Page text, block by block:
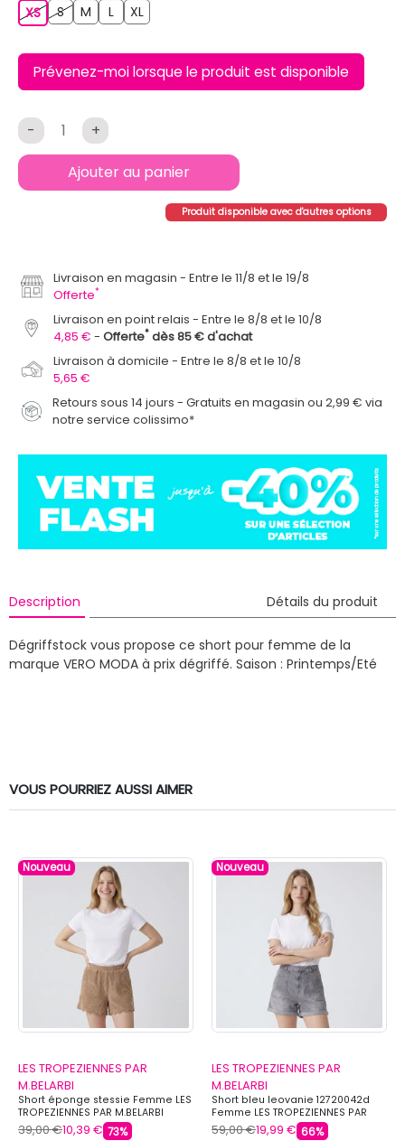
XSXSSS M L XL
Prévenez-moi lorsque le produit est disponible
- +
Ajouter au panier
Produit disponible avec d'autres options
Livraison en magasin
Entre le 11/8 et le 19/8
Offerte*
Livraison en point relais
Entre le 8/8 et le 10/8
4,85 €
Offerte* dès 85 € d'achat
Livraison à domicile
Entre le 8/8 et le 10/8
5,65 €
Retours sous 14 jours - Gratuits en magasin ou 2,99 € via
notre service colissimo*
Description Détails du produit
Dégriffstock vous propose ce short pour femme de la
marque VERO MODA à prix dégriffé. Saison : Printemps/Eté
VOUS POURRIEZ AUSSI AIMER
Nouveau
LES TROPEZIENNES PAR
M.BELARBI
Short éponge stessie Femme LES
TROPEZIENNES PAR M.BELARBI
39,00 €10,39 € 73%
Nouveau
LES TROPEZIENNES PAR
M.BELARBI
Short bleu leovanie 12720042d
Femme LES TROPEZIENNES PAR
M.BELARBI
59,00 €19,99 € 66%